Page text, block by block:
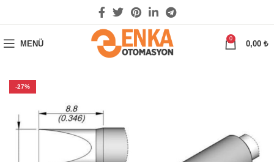
MENÜ
0
0,00 ₺
-27%